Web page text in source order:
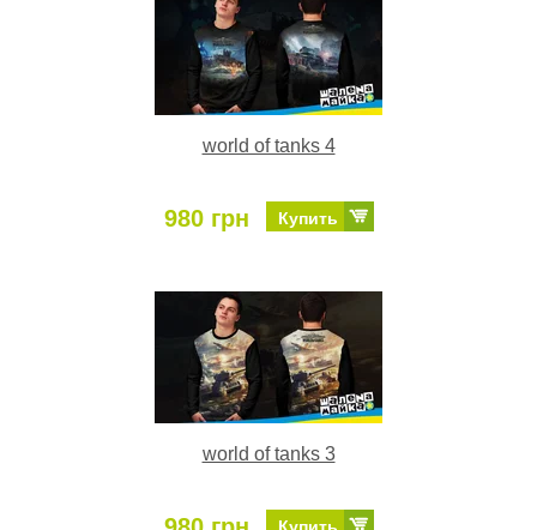
world of tanks 4
980 грн Купить
world of tanks 3